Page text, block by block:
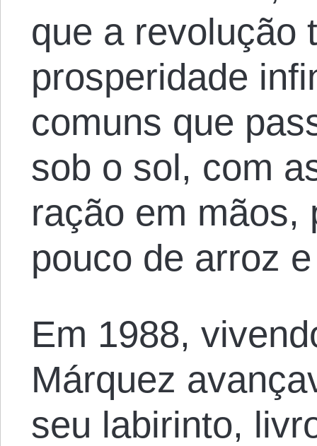
que a revolução
prosperidade
comuns que
sob o sol, com
ração em mãos,
pouco de arroz
Em 1988,
Márquez
seu labirinto,